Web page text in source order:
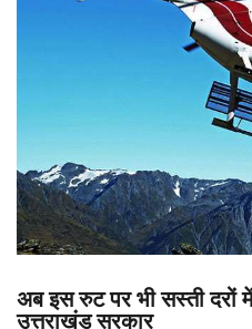
अब इस रुट पर भी सस्ती दरों
उत्तराखंड सरकार